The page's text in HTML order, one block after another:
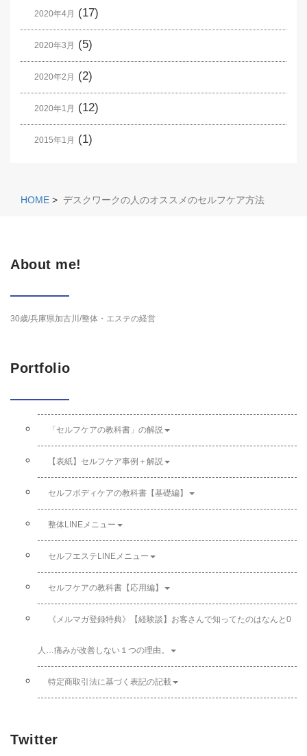
2020年4月 (17)
2020年3月 (5)
2020年2月 (2)
2020年1月 (12)
2015年1月 (1)
HOME > デスクワークの人のオススメのセルフケア方法
About me!
30歳/兵庫県加古川/整体・エステの経営
Portfolio
「セルフケアの教科書」の解説
【表紙】セルフケア事例＋解説
セルフボディケアの教科書【基礎編】
整体LINEメニュー
セルフエステLINEメニュー
セルフケアの教科書【応用編】
《メルマガ登録特典》【経験談】お客さんで知ってたのはなんと0
人…痛みが改善しない１つの理由。
特定商取引法に基づく表記の記載
Twitter